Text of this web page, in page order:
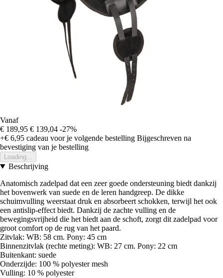
Vanaf
€ 189,95 € 139,04 -27%
+€ 6,95 cadeau voor je volgende bestelling Bijgeschreven na
bevestiging van je bestelling
Loading...
Beschrijving
Anatomisch zadelpad dat een zeer goede ondersteuning biedt dankzij
het bovenwerk van suede en de leren handgreep. De dikke
schuimvulling weerstaat druk en absorbeert schokken, terwijl het ook
een antislip-effect biedt. Dankzij de zachte vulling en de
bewegingsvrijheid die het biedt aan de schoft, zorgt dit zadelpad voor
groot comfort op de rug van het paard.
Zitvlak: WB: 58 cm. Pony: 45 cm
Binnenzitvlak (rechte meting): WB: 27 cm. Pony: 22 cm
Buitenkant: suede
Onderzijde: 100 % polyester mesh
Vulling: 10 % polyester